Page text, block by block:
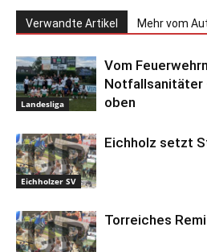
Verwandte Artikel Mehr vom
Landesliga
Vom
Notfallsanitäter
oben
Eichholzer SV
Eichholz setzt
Torreiches